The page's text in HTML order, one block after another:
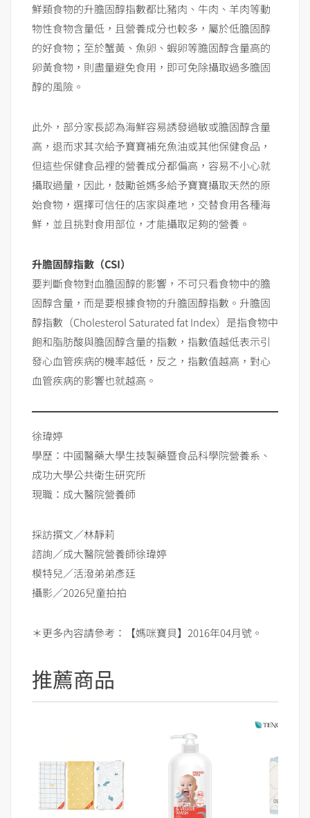
鮮類食物的升膽固醇指數都比豬肉、牛肉、羊肉等動
物性食物含量低，且營養成分也較多，屬於低膽固醇
的好食物；至於蟹黃、魚卵、蝦卵等膽固醇含量高的
卵黃食物，則盡量避免食用，即可免除攝取過多膽固
醇的風險。
此外，部分家長認為海鮮容易誘發過敏或膽固醇含量
高，退而求其次給予寶寶補充魚油或其他保健食品，
但這些保健食品裡的營養成分都偏高，容易不小心就
攝取過量，因此，鼓勵爸媽多給予寶寶攝取天然的原
始食物，選擇可信任的店家與產地，交替食用各種海
鮮，並且挑對食用部位，才能攝取足夠的營養。
升膽固醇指數（CSI）
要判斷食物對血膽固醇的影響，不可只看食物中的膽
固醇含量，而是要根據食物的升膽固醇指數。升膽固
醇指數（Cholesterol Saturated fat Index）是指食物中
飽和脂肪酸與膽固醇含量的指數，指數值越低表示引
發心血管疾病的機率越低，反之，指數值越高，對心
血管疾病的影響也就越高。
徐瑋婷
學歷：中國醫藥大學生技製藥暨食品科學院營養系、
成功大學公共衛生研究所
現職：成大醫院營養師
採訪撰文／林靜莉
諮詢／成大醫院營養師徐瑋婷
模特兒／活潑弟弟彥廷
攝影／2026兒童拍拍
＊更多內容請參考：【媽咪寶貝】2016年04月號。
推薦商品